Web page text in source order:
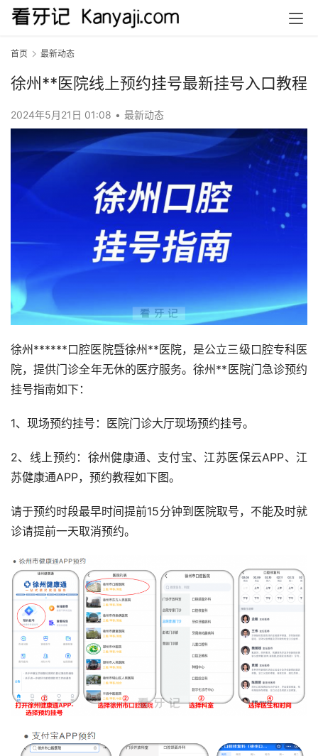
首页 最新动态
徐州**医院线上预约挂号最新挂号入口教程
2024年5月21日 01:08 • 最新动态
徐州******口腔医院暨徐州**医院，是公立三级口腔专科医
院，提供门诊全年无休的医疗服务。徐州**医院门急诊预约
挂号指南如下：
1、现场预约挂号：医院门诊大厅现场预约挂号。
2、线上预约：徐州健康通、支付宝、江苏医保云APP、江
苏健康通APP，预约教程如下图。
请于预约时段最早时间提前15分钟到医院取号，不能及时就
诊请提前一天取消预约。